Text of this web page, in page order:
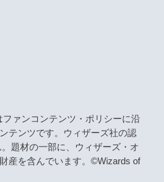
ファンコンテンツ・ポリシーに沿
テンツです。ウィザーズ社の認
題材の一部に、ウィザーズ・オ
産を含んでいます。©Wizards of